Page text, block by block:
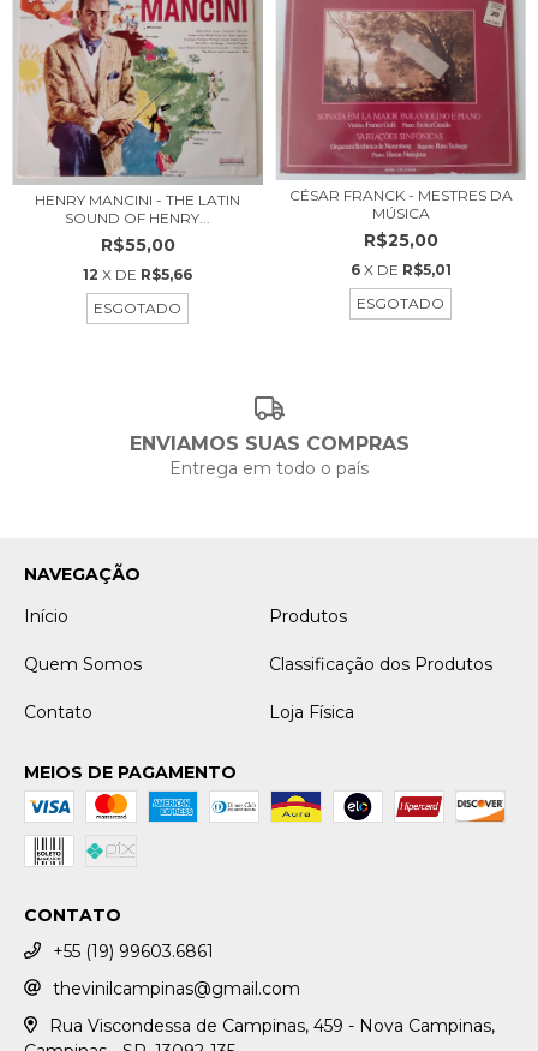
HENRY MANCINI - THE LATIN
SOUND OF HENRY...
R$55,00
12 X DE R$5,66
ESGOTADO
CÉSAR FRANCK - MESTRES DA
MÚSICA
R$25,00
6 X DE R$5,01
ESGOTADO
ENVIAMOS SUAS COMPRAS
Entrega em todo o país
NAVEGAÇÃO
Início
Produtos
Quem Somos Classificação dos Produtos
Contato Loja Física
MEIOS DE PAGAMENTO
CONTATO
+55 (19) 99603.6861
thevinilcampinas@gmail.com
Rua Viscondessa de Campinas, 459 - Nova Campinas,